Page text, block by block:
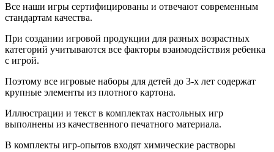
Все наши игры сертифицированы и отвечают современным
стандартам качества.
При создании игровой продукции для разных возрастных
категорий учитываются все факторы взаимодействия ребенка
с игрой.
Поэтому все игровые наборы для детей до 3-х лет содержат
крупные элементы из плотного картона.
Иллюстрации и текст в комплектах настольных игр
выполнены из качественного печатного материала.
В комплекты игр-опытов входят химические растворы